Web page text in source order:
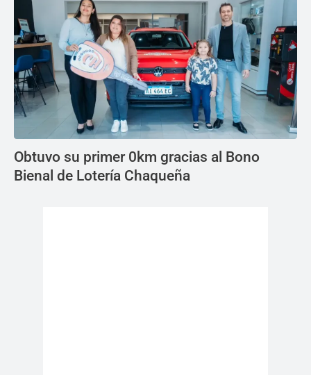
Obtuvo su primer 0km gracias al Bono
Bienal de Lotería Chaqueña